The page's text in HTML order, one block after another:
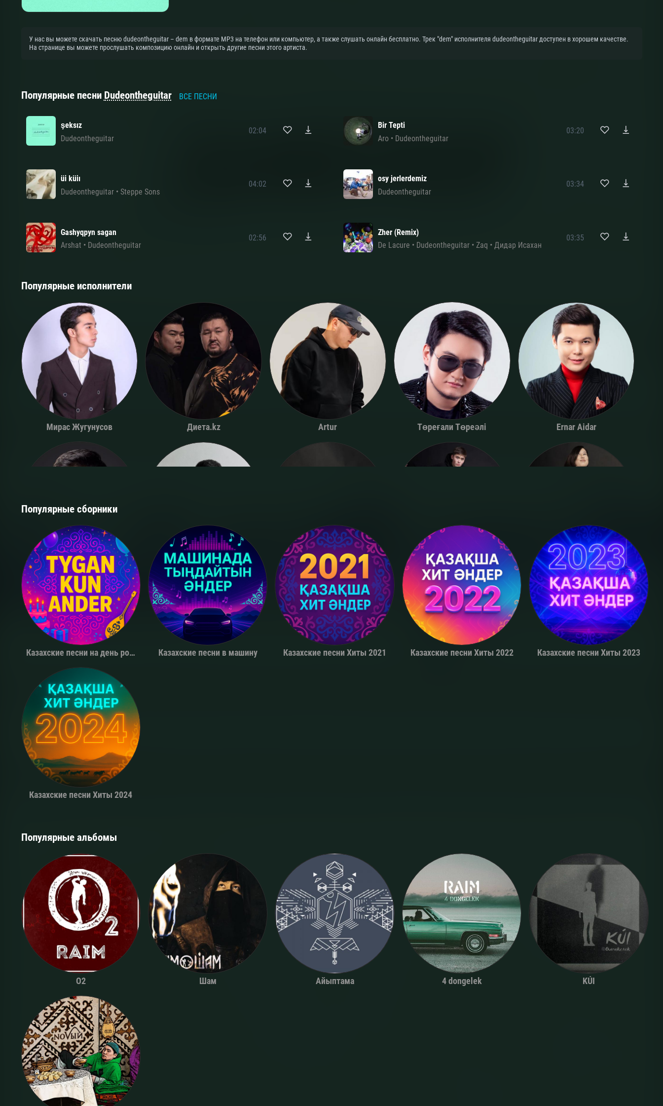
У нас вы можете скачать песню dudeontheguitar – dem в формате MP3 на телефон или компьютер, а также слушать онлайн бесплатно. Трек "dem" исполнителя dudeontheguitar доступен в хорошем качестве.
На странице вы можете прослушать композицию онлайн и открыть другие песни этого артиста.
Популярные песни Dudeontheguitar ВСЕ ПЕСНИ
şeksız
Dudeontheguitar
02:04
Bir Tepti
Aro • Dudeontheguitar
03:20
üi küiı
Dudeontheguitar• Steppe Sons
04:02
osy jerlerdemiz
Dudeontheguitar
03:34
Gashyqpyn sagan
Arshat • Dudeontheguitar
02:56
Zher (Remix)
De Lacure • Dudeontheguitar •Zaq •Дидар Исахан
03:35
Популярные исполнители
Мирас Жугунусов Диета.kz Artur Төреғали Төреәлі Ernar Aidar
Қуандық Рахым The Limba Miko Adil Alina Gerc
Популярные сборники
Казахские песни на день рождения Казахские песни в машину Казахские песни Хиты 2021 Казахские песни Хиты 2022 Казахские песни Хиты 2023
Казахские песни Хиты 2024
Популярные альбомы
O2 Шам Айыптама 4 dongelek KÚI